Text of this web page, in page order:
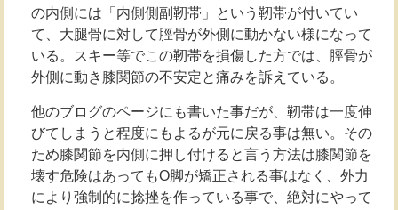
の内側には「内側側副靭帯」という靭帯が付いてい
て、大腿骨に対して脛骨が外側に動かない様になって
いる。スキー等でこの靭帯を損傷した方では、脛骨が
外側に動き膝関節の不安定と痛みを訴えている。
他のブログのページにも書いた事だが、靭帯は一度伸
びてしまうと程度にもよるが元に戻る事は無い。その
ため膝関節を内側に押し付けると言う方法は膝関節を
壊す危険はあってもO脚が矯正される事はなく、外力
により強制的に捻挫を作っている事で、絶対にやって